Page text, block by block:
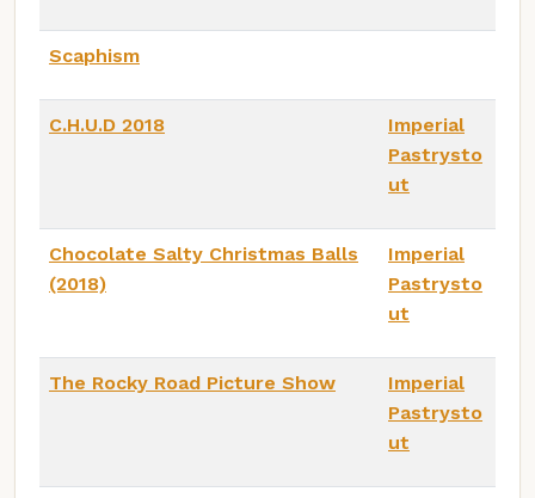
Scaphism
C.H.U.D 2018
Imperial
Pastrysto
ut
Chocolate Salty Christmas Balls
(2018)
Imperial
Pastrysto
ut
The Rocky Road Picture Show
Imperial
Pastrysto
ut